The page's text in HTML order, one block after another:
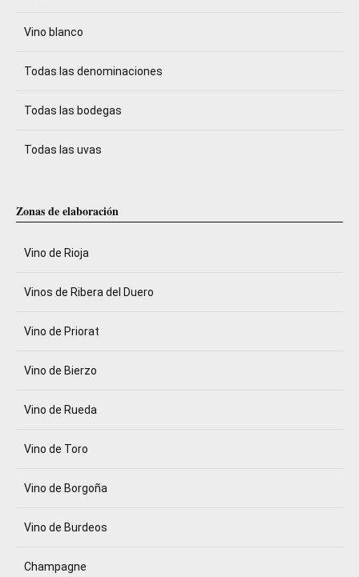
Vino blanco
Todas las denominaciones
Todas las bodegas
Todas las uvas
Zonas de elaboración
Vino de Rioja
Vinos de Ribera del Duero
Vino de Priorat
Vino de Bierzo
Vino de Rueda
Vino de Toro
Vino de Borgoña
Vino de Burdeos
Champagne